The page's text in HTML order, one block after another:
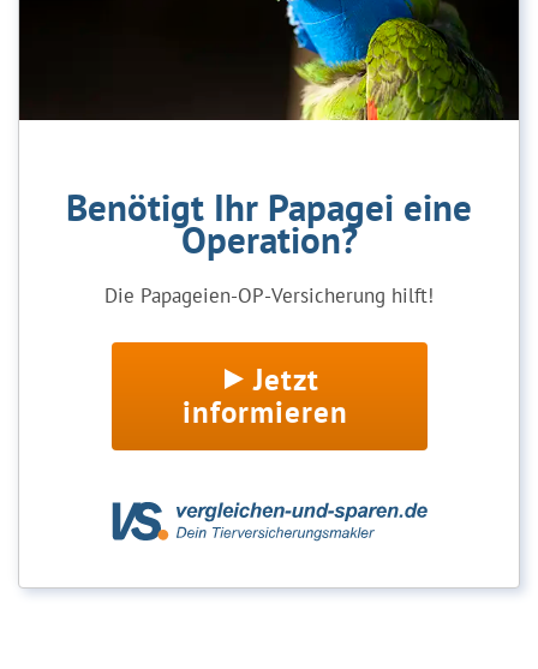
Benötigt Ihr Papagei eine
Operation?
Die Papageien-OP-Versicherung hilft!
Jetzt
informieren